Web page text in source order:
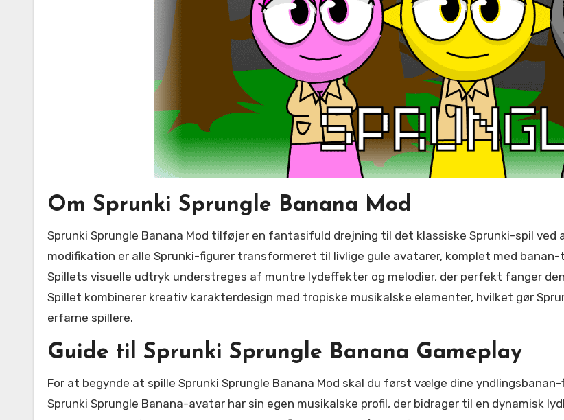
Om Sprunki Sprungle Banana Mod
Sprunki Sprungle Banana Mod tilføjer en fantasifuld drejning til det klassiske Sprunki-spil ved at fordype spillere i en banan-inspireret verden. I denne
modifikation er alle Sprunki-figurer transformeret til livlige gule avatarer, komplet med
Spillets visuelle udtryk understreges af muntre lydeffekter og melodier, der perfekt fanger
Spillet kombinerer kreativ karakterdesign med tropiske musikalske elementer, hvilket gør
erfarne spillere.
Guide til Sprunki Sprungle Banana Gameplay
For at begynde at spille Sprunki Sprungle Banana Mod skal du først vælge dine
Sprunki Sprungle Banana-avatar har sin egen musikalske profil, der bidrager til en dynamisk